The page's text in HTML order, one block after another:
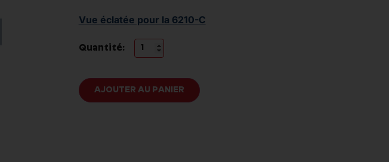
Vue éclatée pour la 6210-C
Quantité:
AJOUTER AU PANIER